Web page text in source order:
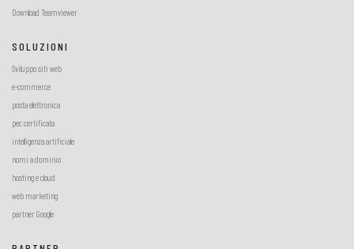
Download Teamviewer
SOLUZIONI
Sviluppo siti web
e-commerce
posta elettronica
pec certificata
intelligenza artificiale
nomi a dominio
hosting e cloud
web marketing
partner Google